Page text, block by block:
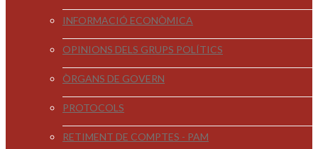
INFORMACIÓ ECONÒMICA
OPINIONS DELS GRUPS POLÍTICS
ÒRGANS DE GOVERN
PROTOCOLS
RETIMENT DE COMPTES - PAM